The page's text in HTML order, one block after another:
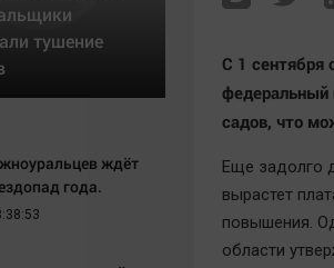
С 1 сентября
федеральный
садов, что
Еще задолго
вырастет
повышения.
области
тушение
ждёт
года.